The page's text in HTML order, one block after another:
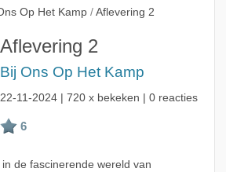
Op Het Kamp / Aflevering 2
Aflevering 2
Bij Ons Op Het Kamp
22-11-2024| 720 x bekeken | 0 reacties
de fascinerende wereld van